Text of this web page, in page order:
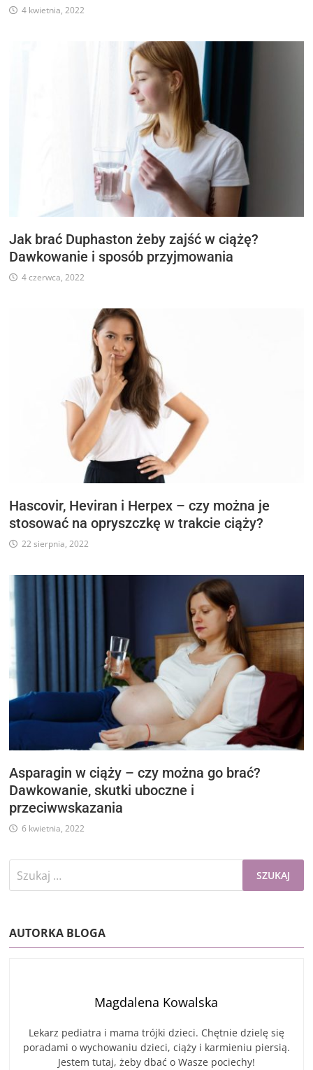
4 kwietnia, 2022
Jak brać Duphaston żeby zajść w ciążę?
Dawkowanie i sposób przyjmowania
4 czerwca, 2022
Hascovir, Heviran i Herpex – czy można je
stosować na opryszczkę w trakcie ciąży?
22 sierpnia, 2022
Asparagin w ciąży – czy można go brać?
Dawkowanie, skutki uboczne i
przeciwwskazania
6 kwietnia, 2022
Szukaj:
AUTORKA BLOGA
Magdalena Kowalska
Lekarz pediatra i mama trójki dzieci. Chętnie dzielę się
poradami o wychowaniu dzieci, ciąży i karmieniu piersią.
Jestem tutaj, żeby dbać o Wasze pociechy!